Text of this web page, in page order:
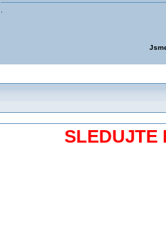
SLEDUJTE